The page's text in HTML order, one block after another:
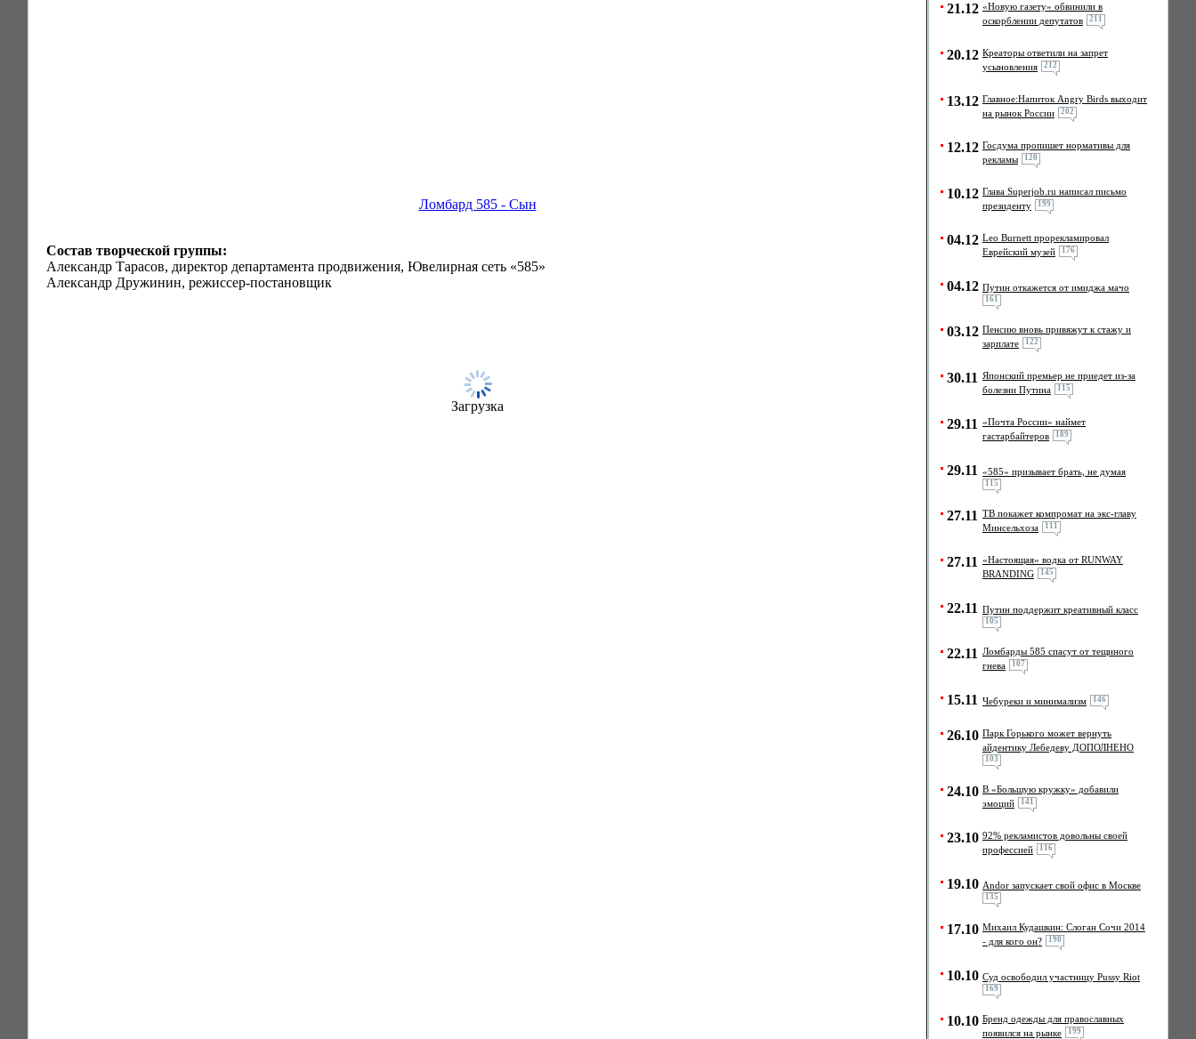
Ломбард 585 - Сын
Состав творческой группы:
Александр Тарасов, директор департамента продвижения, Ювелирная сеть «585»
Александр Дружинин, режиссер-постановщик
Загрузка
21.12 «Новую газету» обвинили в
оскорблении депутатов
211
20.12 Креаторы ответили на запрет
усыновления
212
13.12 Главное:Напиток Angry Birds выходит
на рынок России
202
12.12 Госдума пропишет нормативы для
рекламы
120
10.12 Глава Superjob.ru написал письмо
президенту
199
04.12 Leo Burnett прорекламировал
Еврейский музей
176
04.12 Путин откажется от имиджа мачо
161
03.12 Пенсию вновь привяжут к стажу и
зарплате
122
30.11
Японский премьер не приедет из-за
болезни Путина
115
29.11 «Почта России» наймет
гастарбайтеров
189
29.11 «585» призывает брать, не думая
115
27.11 ТВ покажет компромат на экс-главу
Минсельхоза
111
27.11 «Настоящая» водка от RUNWAY
BRANDING
145
22.11 Путин поддержит креативный класс
105
22.11 Ломбарды 585 спасут от тещиного
гнева
107
15.11 Чебуреки и минимализм 146
26.10 Парк Горького может вернуть
айдентику Лебедеву ДОПОЛНЕНО
103
24.10 В «Большую кружку» добавили
эмоций
141
23.10 92% рекламистов довольны своей
профессией
116
19.10 Andor запускает свой офис в Москве
135
17.10 Михаил Кудашкин: Слоган Сочи 2014
- для кого он?
190
10.10 Cуд освободил участницу Pussy Riot
169
10.10 Бренд одежды для православных
появился на рынке
199